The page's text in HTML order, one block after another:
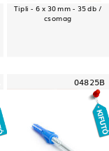
Tipli - 6 x 30 mm - 35 db /
csomag
04825B